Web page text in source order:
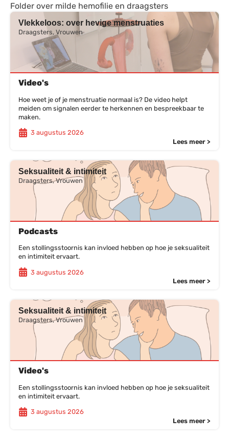
Folder over milde hemofilie en draagsters
Vlekkeloos: over hevige menstruaties
Draagsters, Vrouwen
Video's
Hoe weet je of je menstruatie normaal is? De video helpt
meiden om signalen eerder te herkennen en bespreekbaar te
maken.
3 augustus 2026
Lees meer >
Seksualiteit & intimiteit
Draagsters, Vrouwen
Podcasts
Een stollingsstoornis kan invloed hebben op hoe je seksualiteit
en intimiteit ervaart.
3 augustus 2026
Lees meer >
Seksualiteit & intimiteit
Draagsters, Vrouwen
Video's
Een stollingsstoornis kan invloed hebben op hoe je seksualiteit
en intimiteit ervaart.
3 augustus 2026
Lees meer >